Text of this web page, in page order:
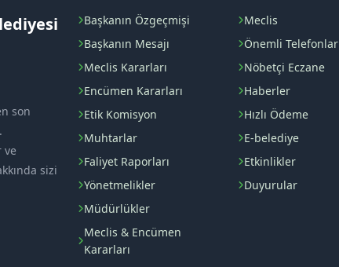
son
ve
sizi
Başkanın Özgeçmişi
Başkanın Mesajı
Meclis Kararları
Encümen Kararları
Etik Komisyon
Muhtarlar
Faliyet Raporları
Yönetmelikler
Müdürlükler
Meclis & Encümen
Kararları
Meclis
Önemli Telefonlar
Nöbetçi Eczane
Haberler
Hızlı Ödeme
E-belediye
Etkinlikler
Duyurular